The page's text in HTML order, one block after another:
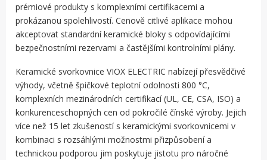
prémiové produkty s komplexními certifikacemi a
prokázanou spolehlivostí. Cenově citlivé aplikace mohou
akceptovat standardní keramické bloky s odpovídajícími
bezpečnostními rezervami a častějšími kontrolními plány.
Keramické svorkovnice VIOX ELECTRIC nabízejí přesvědčivé
výhody, včetně špičkové teplotní odolnosti 800 °C,
komplexních mezinárodních certifikací (UL, CE, CSA, ISO) a
konkurenceschopných cen od pokročilé čínské výroby. Jejich
více než 15 let zkušeností s keramickými svorkovnicemi v
kombinaci s rozsáhlými možnostmi přizpůsobení a
technickou podporou jim poskytuje jistotu pro náročné